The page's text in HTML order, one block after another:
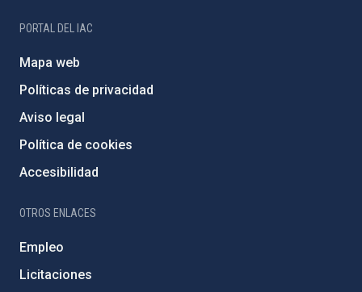
PORTAL DEL IAC
Mapa web
Políticas de privacidad
Aviso legal
Política de cookies
Accesibilidad
OTROS ENLACES
Empleo
Licitaciones